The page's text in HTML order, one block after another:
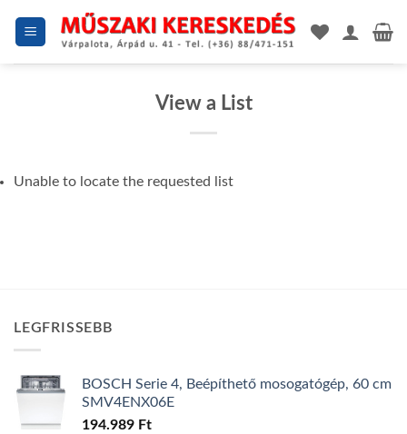
View a List
Unable to locate the requested list
LEGFRISSEBB
BOSCH Serie 4, Beépíthető mosogatógép, 60 cm
SMV4ENX06E
194.989 Ft